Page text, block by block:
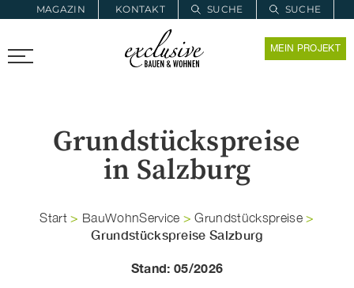
MAGAZIN KONTAKT SUCHE
SUCHE
PROARCHITEC PROINSTALL MEIN PROJEKT
Grundstückspreise
in Salzburg
Start > BauWohnService >Grundstückspreise>
Grundstückspreise Salzburg
Stand: 05/2026